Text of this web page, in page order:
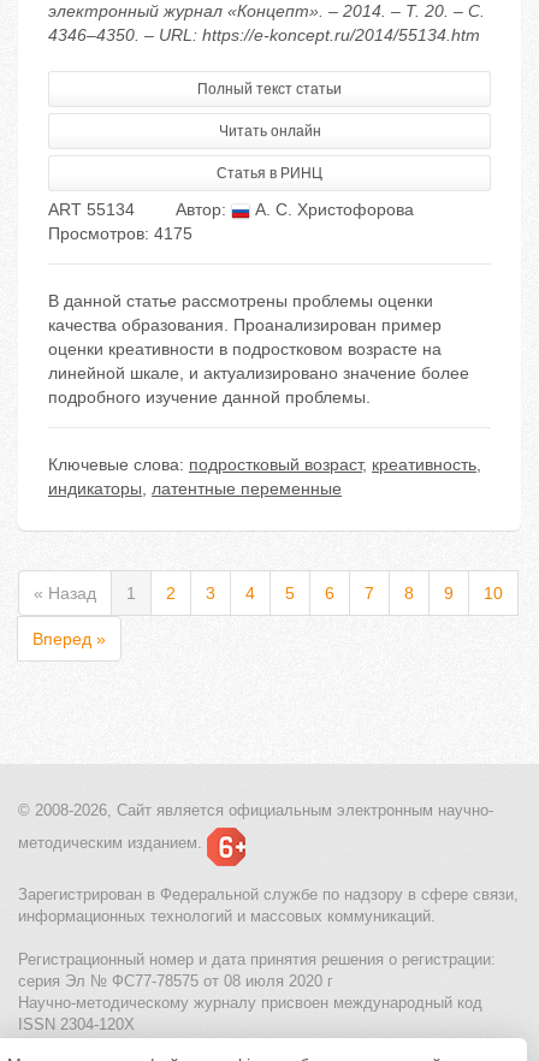
электронный журнал «Концепт». – 2014. – Т. 20. – С.
4346–4350. – URL: https://e-koncept.ru/2014/55134.htm
Полный текст статьи
Читать онлайн
Статья в РИНЦ
ART 55134 Автор:
А. С. Христофорова
Просмотров: 4175
В данной статье рассмотрены проблемы оценки
качества образования. Проанализирован пример
оценки креативности в подростковом возрасте на
линейной шкале, и актуализировано значение более
подробного изучение данной проблемы.
Ключевые слова: подростковый возраст, креативность,
индикаторы, латентные переменные
« Назад 1 2 3 4 5 6 7 8 9 10
Вперед »
© 2008-2026, Сайт является официальным электронным научно-
методическим изданием.
Зарегистрирован в Федеральной службе по надзору в сфере связи,
информационных технологий и массовых коммуникаций.
Регистрационный номер и дата принятия решения о регистрации:
серия Эл № ФС77-78575 от 08 июля 2020 г
Научно-методическому журналу присвоен международный код
ISSN 2304-120X